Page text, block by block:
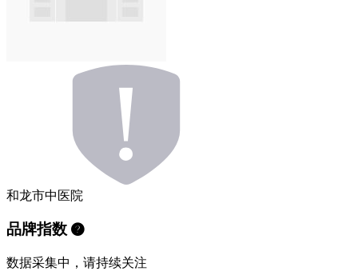
和龙市中医院
品牌指数
数据采集中，请持续关注